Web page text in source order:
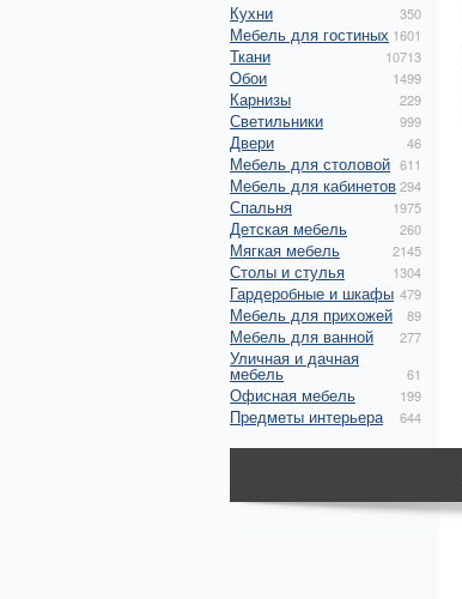
Кухни 350
Мебель для гостиных 1601
Ткани 10713
Обои 1499
Карнизы 229
Светильники 999
Двери 46
Мебель для столовой 611
Мебель для кабинетов294
Спальня 1975
Детская мебель 260
Мягкая мебель 2145
Столы и стулья 1304
Гардеробные и шкафы 479
Мебель для прихожей 89
Мебель для ванной 277
Уличная и дачная
мебель 61
Офисная мебель 199
Предметы интерьера 644